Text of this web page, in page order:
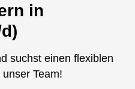
in
suchst einen flexiblen
Team!